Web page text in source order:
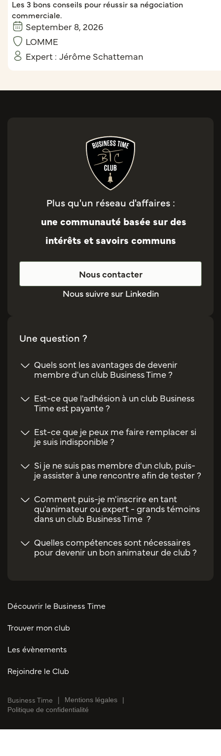
Les 3 bons conseils pour réussir sa négociation
commerciale.
September 8, 2026
LOMME
Expert : Jérôme Schatteman
Plus qu'un réseau d'affaires :
une communauté basée sur des
intérêts et savoirs communs
Nous contacter
Nous suivre sur Linkedin
Une question ?
Quels sont les avantages de devenir
membre d'un club Business Time ?
Est-ce que l'adhésion à un club Business
Time est payante ?
Est-ce que je peux me faire remplacer si
je suis indisponible ?
Si je ne suis pas membre d'un club, puis-
je assister à une rencontre afin de tester ?
Comment puis-je m'inscrire en tant
qu'animateur ou expert - grands témoins
dans un club Business Time ?
Quelles compétences sont nécessaires
pour devenir un bon animateur de club ?
Découvrir le Business Time
Trouver mon club
Les évènements
Rejoindre le Club
Business Time
Mentions légales
Politique de confidentialité